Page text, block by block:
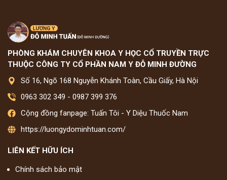
PHÒNG KHÁM CHUYÊN KHOA Y HỌC CỔ TRUYỀN TRỰC
THUỘC CÔNG TY CỔ PHẦN NAM Y ĐỖ MINH ĐƯỜNG
Số 16, Ngõ 168 Nguyễn Khánh Toàn, Cầu Giấy, Hà Nội
0963 302 349 - 0987 399 376
Cộng đồng fanpage: Tuấn Tôi - Y Diệu Thuốc Nam
https://luongydominhtuan.com/
LIÊN KẾT HỮU ÍCH
Chính sách bảo mật